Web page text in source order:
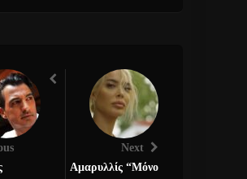
Next
Αμαρυλλίς “Μόνο